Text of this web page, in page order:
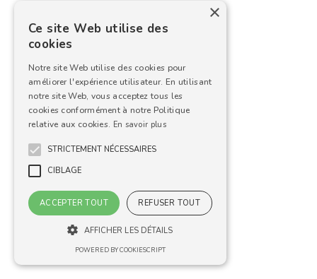
×
Ce site Web utilise des
cookies
Notre site Web utilise des cookies pour
améliorer l'expérience utilisateur. En utilisant
notre site Web, vous acceptez tous les
cookies conformément à notre Politique
relative aux cookies. En savoir plus
STRICTEMENT NÉCESSAIRES
CIBLAGE
ACCEPTER TOUT REFUSER TOUT
AFFICHER LES DÉTAILS
POWERED BY COOKIESCRIPT